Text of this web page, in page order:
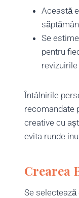
Această
Se
pentru
Întâlnirile
recomandate
creative cu
evita runde
Crearea
Se